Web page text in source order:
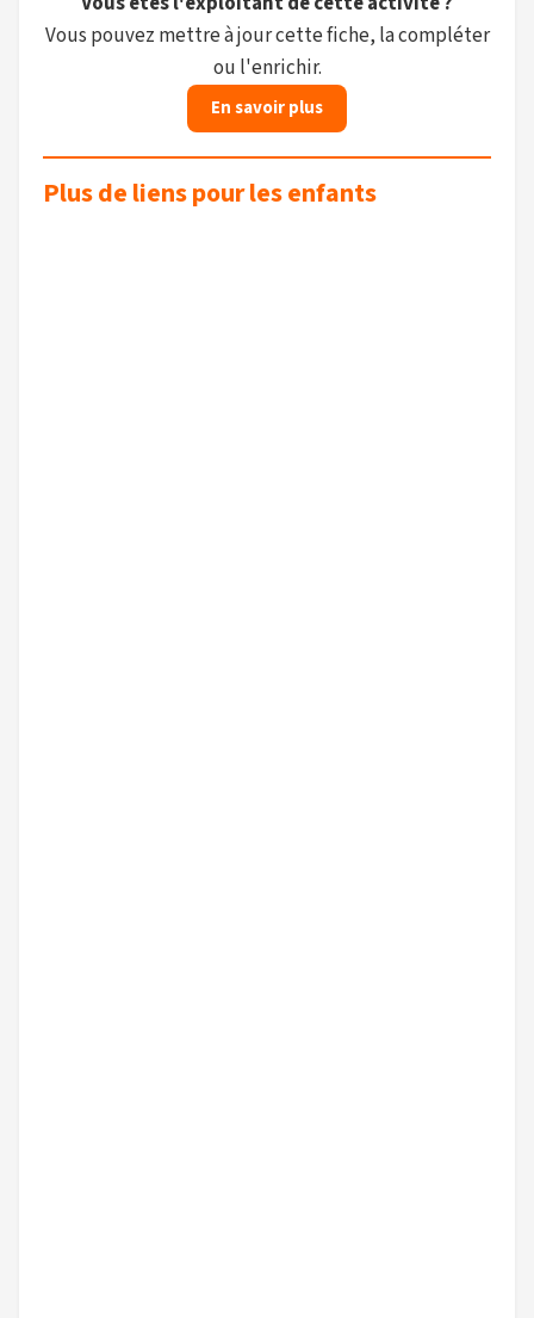
Vous pouvez mettre à jour cette fiche, la compléter
ou l'enrichir.
En savoir plus
Plus de liens pour les enfants